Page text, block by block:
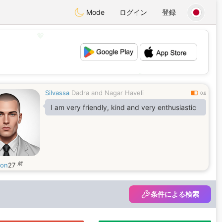
Mode ログイン 登録
💕
Silvassa Dadra and Nagar Haveli 0.6
I am very friendly, kind and very enthusiastic
27 歳
条件による検索